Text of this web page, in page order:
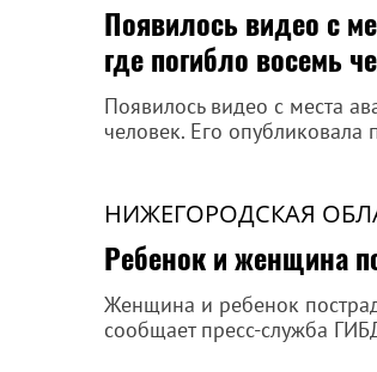
Появилось видео с
где погибло восемь
Появилось видео с места
человек. Его
НИЖЕГОРОДСКАЯ
Ребенок и женщина
Женщина и ребенок
сообщает пресс-служба